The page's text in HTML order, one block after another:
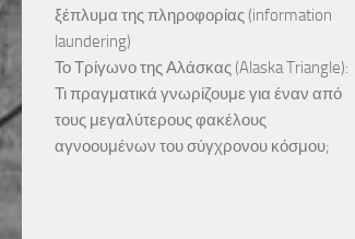
ξέπλυμα της πληροφορίας (information
laundering)
Το Τρίγωνο της Αλάσκας (Alaska Triangle):
Τι πραγματικά γνωρίζουμε για έναν από
τους μεγαλύτερους φακέλους
αγνοουμένων του σύγχρονου κόσμου;